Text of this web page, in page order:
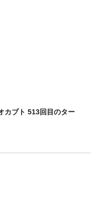
カブト 513回目のター